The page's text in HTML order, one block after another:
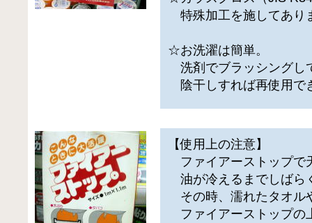
特殊加工を施してあり
☆お洗濯は簡単。
洗剤でブラッシングし
陰干しすれば再使用で
【使用上の注意】
ファイアーストップで
油が冷えるまでしばら
その時、濡れたタオル
ファイアーストップの